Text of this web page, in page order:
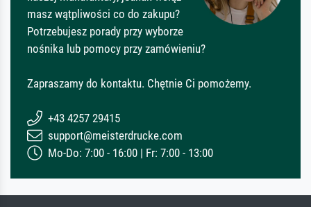
masz wątpliwości co do zakupu?
Potrzebujesz porady przy wyborze
nośnika lub pomocy przy zamówieniu?
Zapraszamy do kontaktu. Chętnie Ci pomożemy.
+43 4257 29415
support@meisterdrucke.com
Mo-Do: 7:00 - 16:00 | Fr: 7:00 - 13:00